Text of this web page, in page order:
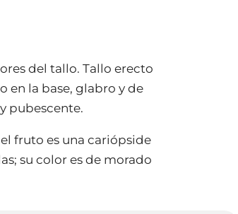
del tallo. Tallo erecto
en la base, glabro y de
pubescente.
fruto es una cariópside
su color es de morado